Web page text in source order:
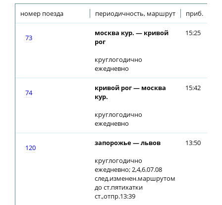
номер поезда периодичность, маршрут приб.
73
москва кур. — кривой
рог
круглогодично
ежедневно
15:25
74
кривой рог — москва
кур.
круглогодично
ежедневно
15:42
120
запорожье — львов
круглогодично
ежедневно; 2,4,6.07.08
след.изменен.маршрутом
до ст.пятихатки
ст.,отпр.13:39
13:50